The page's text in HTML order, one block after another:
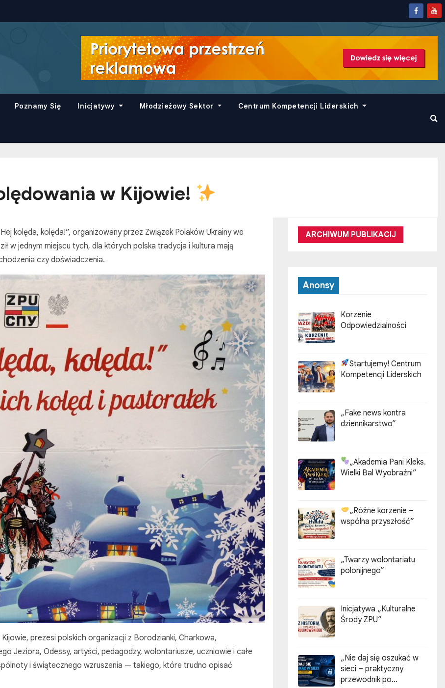
Poznamy Się Inicjatywy Młodzieżowy Sektor Centrum Kompetencji Liderskich
w Kijowie!
kolęda, kolęda!”, organizowany przez Związek Polaków Ukrainy we
w jednym miejscu tych, dla których polska tradycja i kultura mają
czy doświadczenia.
prezesi polskich organizacji z Borodzianki, Charkowa,
Jeziora, Odessy, artyści, pedagodzy, wolontariusze, uczniowie i całe
i świątecznego wzruszenia — takiego, które trudno opisać
ARCHIWUM PUBLIKACIJ
Anonsy
Korzenie
Odpowiedzialności
Startujemy! Centrum
Kompetencji Liderskich
„Fake news kontra
dziennikarstwo”
„Akademia Pani Kleks.
Wielki Bal Wyobraźni”
„Różne korzenie –
wspólna przyszłość”
„Twarzy wolontariatu
polonijnego”
Inicjatywa „Kulturalne
Środy ZPU”
„Nie daj się oszukać w
sieci – praktyczny
przewodnik po